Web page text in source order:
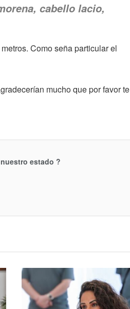
cabello lacio,
Como seña particular el
mucho que por favor te
estado ?